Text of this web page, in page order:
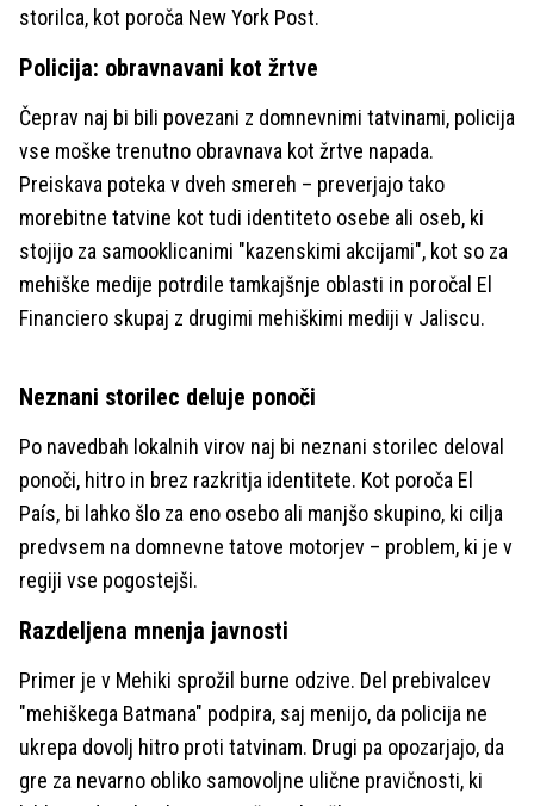
storilca, kot poroča New York Post.
Policija: obravnavani kot žrtve
Čeprav naj bi bili povezani z domnevnimi tatvinami, policija
vse moške trenutno obravnava kot žrtve napada.
Preiskava poteka v dveh smereh – preverjajo tako
morebitne tatvine kot tudi identiteto osebe ali oseb, ki
stojijo za samooklicanimi "kazenskimi akcijami", kot so za
mehiške medije potrdile tamkajšnje oblasti in poročal El
Financiero skupaj z drugimi mehiškimi mediji v Jaliscu.
Neznani storilec deluje ponoči
Po navedbah lokalnih virov naj bi neznani storilec deloval
ponoči, hitro in brez razkritja identitete. Kot poroča El
País, bi lahko šlo za eno osebo ali manjšo skupino, ki cilja
predvsem na domnevne tatove motorjev – problem, ki je v
regiji vse pogostejši.
Razdeljena mnenja javnosti
Primer je v Mehiki sprožil burne odzive. Del prebivalcev
"mehiškega Batmana" podpira, saj menijo, da policija ne
ukrepa dovolj hitro proti tatvinam. Drugi pa opozarjajo, da
gre za nevarno obliko samovoljne ulične pravičnosti, ki